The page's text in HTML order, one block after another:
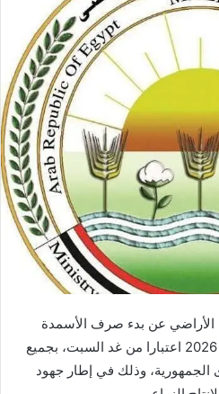
الأراضي عن بدء صرف الأسمدة
للموسم الزراعي الصيفي لعام 2026 اعتبارا من غد السبت، بجميع
الجمهورية، وذلك في إطار جهود